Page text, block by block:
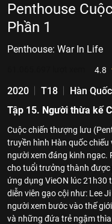
Penthouse
Phần 1
Penthouse: War In Life
4.8
2020 T18 Hàn Quốc
Tập 15. Người thừa kế
Cuộc chiến thượng lưu
truyền hình Hàn quốc chiếu
người xem đáng kinh ngạc.
cho tuổi trưởng thành được
ứng dụng VieON lúc 21h30
diễn viên gạo cội như: Lee
người xem bước vào thế
và những đứa trẻ ngậm